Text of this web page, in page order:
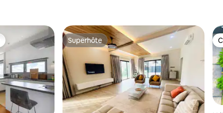
Superhôte
Superhôte